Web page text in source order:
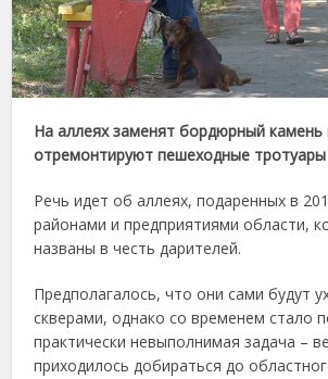
На аллеях заменят бордюрный камень
отремонтируют пешеходные тротуары
Речь идет об аллеях, подаренных в
районами и предприятиями области,
названы в честь дарителей.
Предполагалось, что они сами будут
скверами, однако со временем стало
практически невыполнимая задача –
приходилось добираться до